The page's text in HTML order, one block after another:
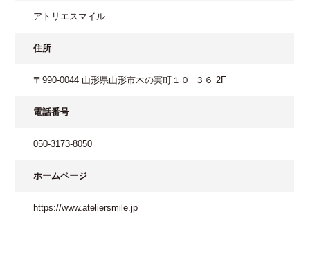
アトリエスマイル
住所
〒990-0044 山形県山形市木の実町１０−３６ 2F
電話番号
050-3173-8050
ホームページ
https://www.ateliersmile.jp